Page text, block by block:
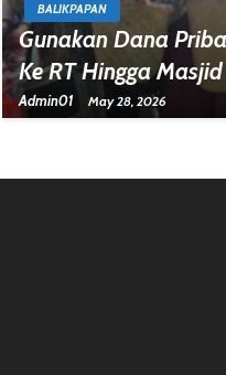
BALIKPAPAN
Gunakan Dana
Ke RT Hingga Masjid
Admin01 May 28, 2026